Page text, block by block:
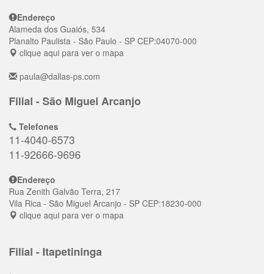
Endereço
Alameda dos Guaiós, 534
Planalto Paulista - São Paulo - SP CEP:04070-000
clique aqui para ver o mapa
paula@dallas-ps.com
Filial - São Miguel Arcanjo
Telefones
11-4040-6573
11-92666-9696
Endereço
Rua Zenith Galvão Terra, 217
Vila Rica - São Miguel Arcanjo - SP CEP:18230-000
clique aqui para ver o mapa
Filial - Itapetininga